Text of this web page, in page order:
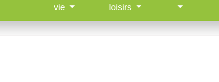
vie
loisirs